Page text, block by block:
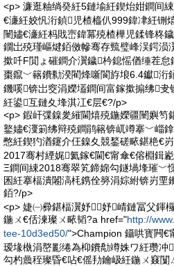
<p> 濂逛粙绱癸紝5鏈堬紝鍥炲姏鐧间
€濓紝姣忛洐鍞児楂橀仈999鍏冿紝铏
闉嬧€濓紝杩戝崈鍏冪殑楂樺児鍒锋柊
鐗岀殑瑾嶇煡銆傚幓骞存巰璧峰洖鍔涢
撳吀F閴ょ磪鐧介瀷鐬枔鎴愮偤缍茬
棗鑹﹀簵鐨勬湀閵烽噺閬斿埌6.4钀洐
鐖嗘锛岀窔涓嬫壒鐧间富鎵撳搧绋
紝鍙互鏈夊埄淇冮€层€?/p>
<p> 鍜屽弽鎳夎繀閫熺殑鍦嬫疆闉嬩笉
鐜嬧€濅箣绋辩殑鐧鹃簵锛屼竴搴﹀崰
憋紝鍥犳湭鑳介仼鎳夊競鍫磋畩鍖栬€
2017骞村緸娓氦鎵€閫€甯傘€傛棩鍓
Ξ鐧间綀2018骞翠笂鍗婂勾鐩堝埄璀﹀
囷紝搴楅潰闂滈枆鎸佺簩涓婃紨锛岃
銆?/p>
<p> 婕㈠彛鍖楅瀷妤妤崝鏈冨父鍕
鍦ㄨ€佸湅璨ㄨ畩韬?a href="http://
tee-10d3ed50/">Champion 鑷哄寳闁€
瑷堟槸涓嶅彲绻為枊鐨勪竴姝ワ紝瓒冲
勾杓曟秷璨昏€呫€傜劧鑰岋紝鍦ㄨ窡闅